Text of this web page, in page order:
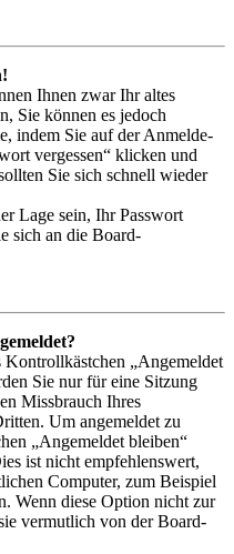
Ihnen zwar Ihr altes
Sie können es jedoch
indem Sie auf der Anmelde-
vergessen“ klicken und
Sie sich schnell wieder
Lage sein, Ihr Passwort
sich an die Board-
„Angemeldet
Sie nur für eine Sitzung
Missbrauch Ihres
Um angemeldet zu
„Angemeldet bleiben“
ist nicht empfehlenswert,
Computer, zum Beispiel
Wenn diese Option nicht zur
vermutlich von der Board-